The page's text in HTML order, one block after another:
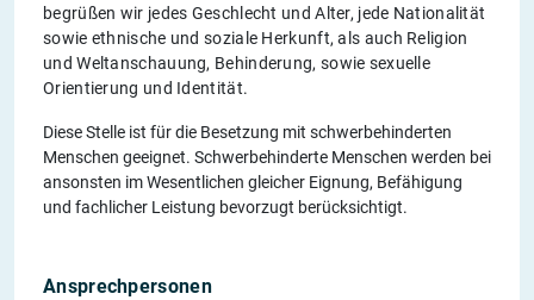
begrüßen wir jedes Geschlecht und Alter, jede Nationalität
sowie ethnische und soziale Herkunft, als auch Religion
und Weltanschauung, Behinderung, sowie sexuelle
Orientierung und Identität.
Diese Stelle ist für die Besetzung mit schwerbehinderten
Menschen geeignet. Schwerbehinderte Menschen werden bei
ansonsten im Wesentlichen gleicher Eignung, Befähigung
und fachlicher Leistung bevorzugt berücksichtigt.
Ansprechpersonen